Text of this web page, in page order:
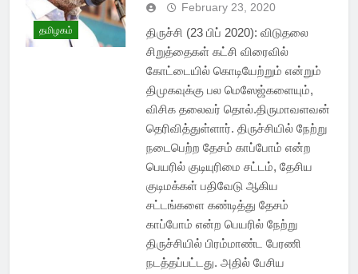
தமிழகம்
February 23, 2020
திருச்சி (23 பிப் 2020): விடுதலை
சிறுத்தைகள் கட்சி விரைவில்
கோட்டையில் கொடியேற்றும் என்றும்
திமுகவுக்கு பல மெஸேஜ்களையும்,
விசிக தலைவர் தொல்.திருமாவளவன்
தெரிவித்துள்ளார். திருச்சியில் நேற்று
நடைபெற்ற தேசம் காப்போம் என்ற
பெயரில் குடியுரிமை சட்டம், தேசிய
குடிமக்கள் பதிவேடு ஆகிய
சட்டங்களை கண்டித்து தேசம்
காப்போம் என்ற பெயரில் நேற்று
திருச்சியில் பிரம்மாண்ட பேரணி
நடத்தப்பட்டது. அதில் பேசிய